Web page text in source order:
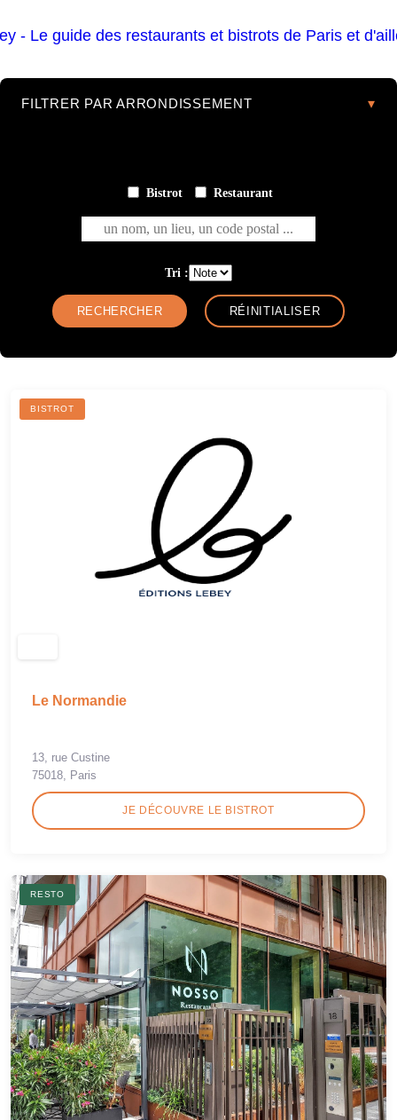
FILTRER PAR ARRONDISSEMENT
Bistrot Restaurant
un nom, un lieu, un code postal ...
Tri :
BISTROT
Le Normandie
13, rue Custine
75018, Paris
JE DÉCOUVRE LE BISTROT
RESTO